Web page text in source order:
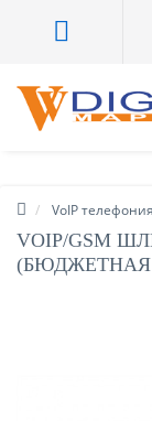
VoIP телефония
VOIP/GSM
(БЮДЖЕТНАЯ